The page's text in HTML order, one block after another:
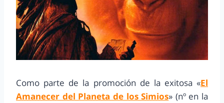
Como parte de la promoción de la exitosa «El
Amanecer del Planeta de los Simios» (nº en la